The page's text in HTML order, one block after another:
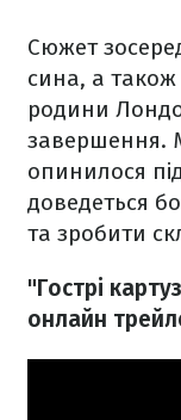
Сюжет
сина, а також
родини
завершення.
опинилося
доведеться
та зробити
"Гострі
онлайн